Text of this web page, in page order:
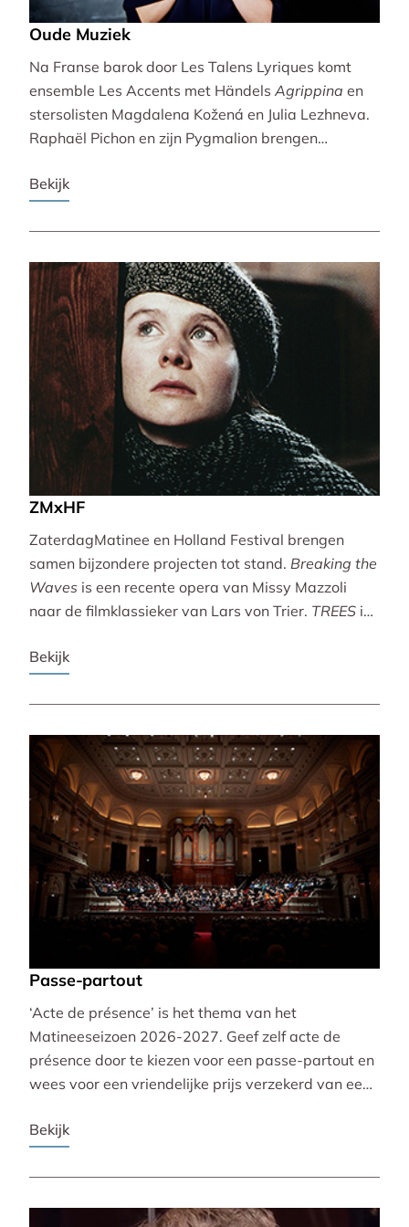
Oude Muziek
Na Franse barok door Les Talens Lyriques komt
ensemble Les Accents met Händels Agrippina en
stersolisten Magdalena Kožená en Julia Lezhneva.
Raphaël Pichon en zijn Pygmalion brengen
Bachvereniging en blokfluitiste Lucie Horsch spelen
Wantenaar, op historische instrumenten! De serie
Andrea Marcon.
Bekijk
ZMxHF
ZaterdagMatinee en Holland Festival brengen
samen bijzondere projecten tot stand. Breaking the
Waves is een recente opera van Missy Mazzoli
naar de filmklassieker van Lars von Trier. TREES is
met live muziek van Caroline Shaw (Pulitzer Prize &
Bekijk
Passe-partout
‘Acte de présence’ is het thema van het
Matineeseizoen 2026-2027. Geef zelf acte de
présence door te kiezen voor een passe-partout en
wees voor een vriendelijke prijs verzekerd van een
Bekijk